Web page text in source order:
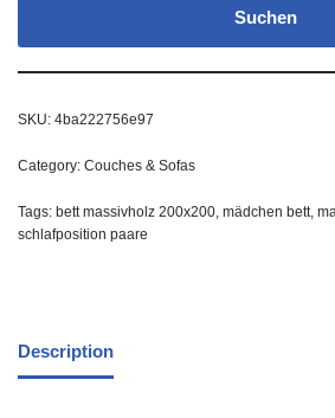
Suchen
SKU: 4ba222756e97
Category: Couches & Sofas
Tags: bett massivholz 200x200, mädchen bett,
schlafposition paare
Description